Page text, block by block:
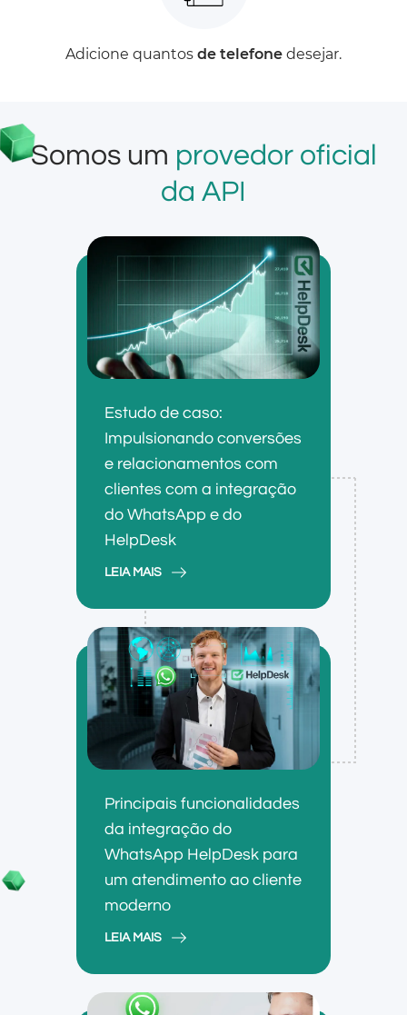
Adicione quantos de telefone desejar.
Somos um provedor oficial
da API
Estudo de caso:
Impulsionando conversões
e relacionamentos com
clientes com a integração
do WhatsApp e do
HelpDesk
LEIA MAIS
Principais funcionalidades
da integração do
WhatsApp HelpDesk para
um atendimento ao cliente
moderno
LEIA MAIS